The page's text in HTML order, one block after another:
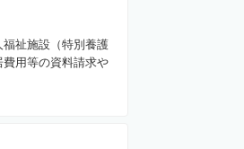
祉施設（特別養護
用等の資料請求や